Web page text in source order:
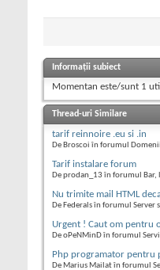
Informații subiect
Momentan este/sunt 1
Thread-uri Similare
tarif reinnoire .eu si .in
De Broscoi în forumul Domenii
Tarif instalare forum
De prodan_13 în forumul Bar,
Nu trimite mail HTML
De Federals în forumul Server
Urgent ! Caut om pentru
De oPeNMinD în forumul
Php programator pentru
De Marius Mailat în forumul